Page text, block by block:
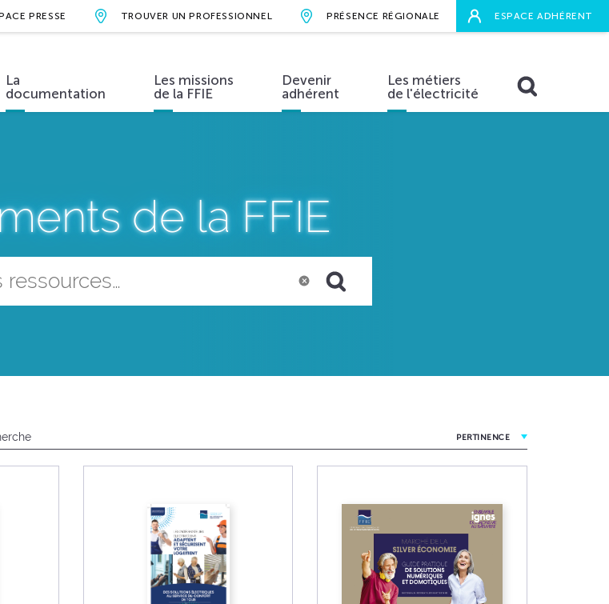
PRESSE TROUVER UN PROFESSIONNEL PRÉSENCE RÉGIONALE ESPACE ADHÉRENT
La
documentation
Les missions
de la FFIE
Devenir
adhérent
Les métiers
de l'électricité
de la FFIE
×
PERTINENCE